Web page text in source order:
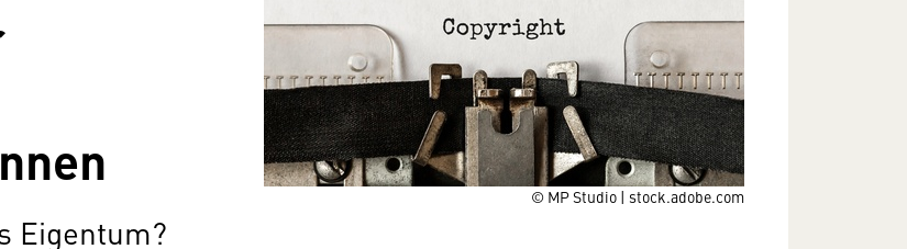
© MP Studio | stock.adobe.com
Eigentum?